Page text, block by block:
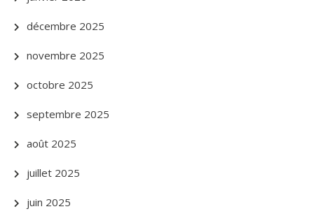
décembre 2025
novembre 2025
octobre 2025
septembre 2025
août 2025
juillet 2025
juin 2025